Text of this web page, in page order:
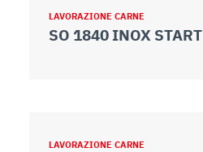
LAVORAZIONE CARNE
SO 1840 INOX START
LAVORAZIONE CARNE